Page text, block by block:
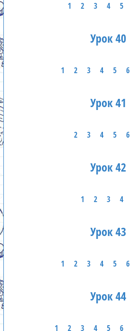
1 2 3 4 5
Урок 40
1 2 3 4 5 6
Урок 41
2 3 4 5 6
Урок 42
1 2 3 4
Урок 43
1 2 3 4 5 6
Урок 44
1 2 3 4 5 6